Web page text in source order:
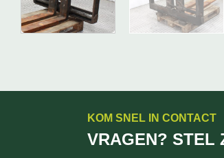
KOM SNEL IN CONTACT
VRAGEN? STEL